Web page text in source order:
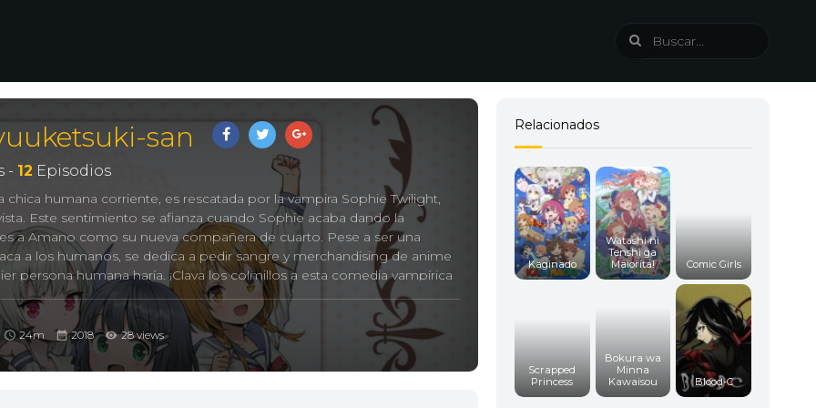
san
- 12 Episodios
chica humana corriente, es rescatada por la vampira Sophie Twilight,
Este sentimiento se afianza cuando Sophie acaba dando la
a Amano como su nueva compañera de cuarto. Pese a ser una
a los humanos, se dedica a pedir sangre y merchandising de anime
persona humana haría. ¡Clava los colmillos a esta comedia vampírica
neighborhood., となりの吸血鬼さん
24m 2018 28 views
Relacionados
Kaginado
Watashi ni
Tenshi ga
Maiorita!
Comic Girls
Scrapped
Princess
Bokura wa
Minna
Kawaisou
Blood-C